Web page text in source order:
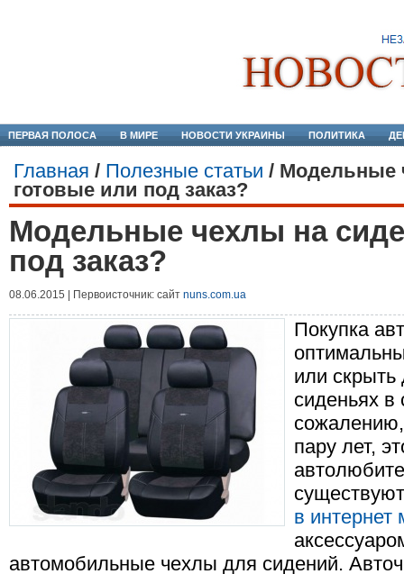
ПЕРВАЯ ПОЛОСА В МИРЕ НОВОСТИ УКРАИНЫ ПОЛИТИКА
Главная / Полезные статьи / Модельные
готовые или под заказ?
Модельные чехлы на
под заказ?
08.06.2015 | Первоисточник: сайт nuns.com.ua
Покупка
или скрыть
сиденьях
сожалению,
пару лет,
в интернет
автомобильные чехлы для сидений.